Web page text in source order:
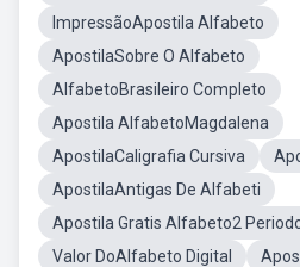
ImpressãoApostila Alfabeto
ApostilaSobre O Alfabeto
AlfabetoBrasileiro Completo
Apostila AlfabetoMagdalena
ApostilaCaligrafia Cursiva
ApostilaAntigas De Alfabeti
Apostila Gratis Alfabeto2
Valor DoAlfabeto Digital